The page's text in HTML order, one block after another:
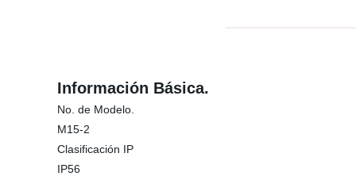
Información Básica.
No. de Modelo.
M15-2
Clasificación IP
IP56